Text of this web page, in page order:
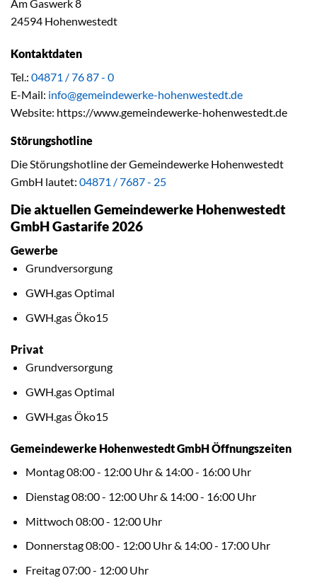
Am Gaswerk 8
24594 Hohenwestedt
Kontaktdaten
Tel.: 04871 / 76 87 - 0
E-Mail: info@gemeindewerke-hohenwestedt.de
Website: https://www.gemeindewerke-hohenwestedt.de
Störungshotline
Die Störungshotline der Gemeindewerke Hohenwestedt
GmbH lautet: 04871 / 7687 - 25
Die aktuellen Gemeindewerke Hohenwestedt
GmbH Gastarife 2026
Gewerbe
Grundversorgung
GWH.gas Optimal
GWH.gas Öko15
Privat
Grundversorgung
GWH.gas Optimal
GWH.gas Öko15
Gemeindewerke Hohenwestedt GmbH Öffnungszeiten
Montag 08:00 - 12:00 Uhr & 14:00 - 16:00 Uhr
Dienstag 08:00 - 12:00 Uhr & 14:00 - 16:00 Uhr
Mittwoch 08:00 - 12:00 Uhr
Donnerstag 08:00 - 12:00 Uhr & 14:00 - 17:00 Uhr
Freitag 07:00 - 12:00 Uhr